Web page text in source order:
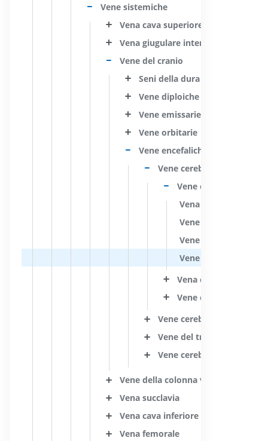
Vene sistemiche
Vena cava superiore
Vena giugulare interna
Vene del cranio
Seni della dura madre
Vene diploiche
Vene emissarie
Vene orbitarie
Vene encefaliche
Vene cerebrali superficiali
Vene cerebrali
Vena prefrontale
Vene frontali
Vene parietali
Vene occipitali
Vena cerebrale
Vene cerebrali
Vene cerebrali profonde
Vene del tronco encefalico
Vene cerebellari
Vene della colonna vertebrale
Vena succlavia
Vena cava inferiore
Vena femorale